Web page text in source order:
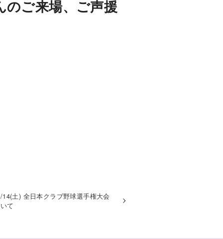
ご来場、ご声援
土) 全日本クラブ野球選手権大会
て